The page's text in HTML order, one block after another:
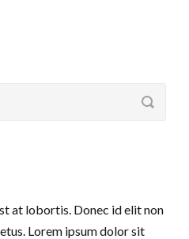
at lobortis. Donec id elit non
Lorem ipsum dolor sit